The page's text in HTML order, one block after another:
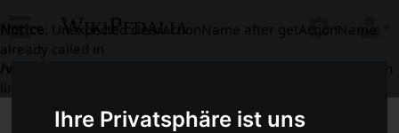
Ihre Privatsphäre ist uns
Notice : Unexpected clearActionName after getActionName
already called in
/var/www/html/includes/context/RequestContext.php
on
line
WikiPedalia